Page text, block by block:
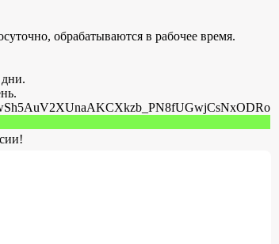
обрабатываются в рабочее время.